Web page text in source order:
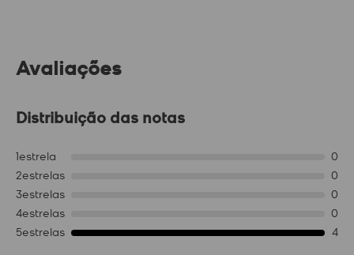
Avaliações
Distribuição das notas
1estrela
0
2estrelas
0
3estrelas
0
4estrelas
0
5estrelas 4